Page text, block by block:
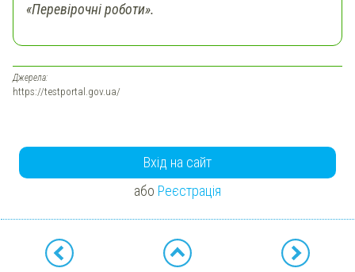
«Перевірочні роботи».
Джерела:
https://testportal.gov.ua/
Вхід на сайт
або Реєстрація